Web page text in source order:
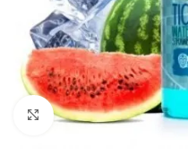
Haga Click para agrandar